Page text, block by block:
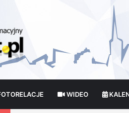
WIDEO